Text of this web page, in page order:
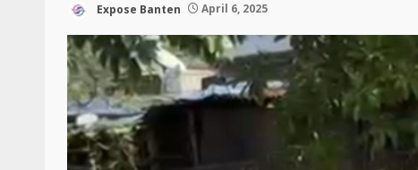
Expose Banten April 6, 2025